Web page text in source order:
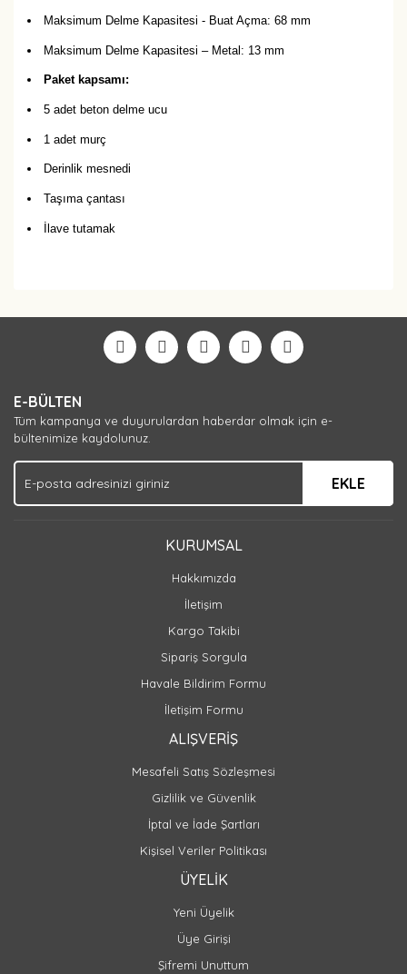
Maksimum Delme Kapasitesi - Buat Açma: 68 mm
Maksimum Delme Kapasitesi – Metal: 13 mm
Paket kapsamı:
5 adet beton delme ucu
1 adet murç
Derinlik mesnedi
Taşıma çantası
İlave tutamak
Yorum Yaz
E-BÜLTEN
Tüm kampanya ve duyurulardan haberdar olmak için e-
bültenimize kaydolunuz.
EKLE
KURUMSAL
Hakkımızda
İletişim
Kargo Takibi
Sipariş Sorgula
Havale Bildirim Formu
İletişim Formu
ALIŞVERİŞ
Mesafeli Satış Sözleşmesi
Gizlilik ve Güvenlik
İptal ve İade Şartları
Kişisel Veriler Politikası
ÜYELİK
Yeni Üyelik
Üye Girişi
Şifremi Unuttum